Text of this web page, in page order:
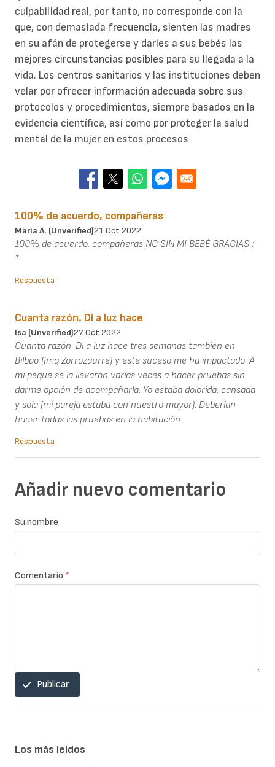
culpabilidad real, por tanto, no corresponde con la
que, con demasiada frecuencia, sienten las madres
en su afán de protegerse y darles a sus bebés las
mejores circunstancias posibles para su llegada a la
vida. Los centros sanitarios y las instituciones deben
velar por ofrecer información adecuada sobre sus
protocolos y procedimientos, siempre basados en la
evidencia científica, así como por proteger la salud
mental de la mujer en estos procesos
100% de acuerdo, compañeras
María A. (unverified)21 Oct 2022
100% de acuerdo, compañeras NO SIN MI BEBÉ GRACIAS :-
*
Respuesta
Cuanta razón. Di a luz hace
Isa (unverified)27 Oct 2022
Cuanta razón. Di a luz hace tres semanas también en
Bilbao (Imq Zorrozaurre) y este suceso me ha impactado. A
mi peque se la llevaron varias veces a hacer pruebas sin
darme opción de acompañarla. Yo estaba dolorida, cansada
y sola (mi pareja estaba con nuestro mayor). Deberían
hacer todas las pruebas en la habitación.
Respuesta
Añadir nuevo comentario
Su nombre
Comentario *
Publicar
Los más leidos